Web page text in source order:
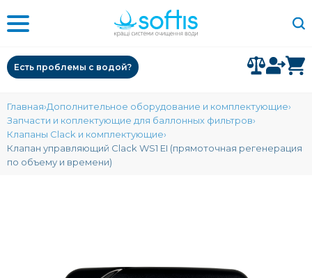
Есть проблемы с водой?
Главная Дополнительное оборудование и комплектующие
Запчасти и коплектующие для баллонных фильтров
Клапаны Clack и комплектующие
Клапан управляющий Clack WS1 EI (прямоточная регенерация
по объему и времени)